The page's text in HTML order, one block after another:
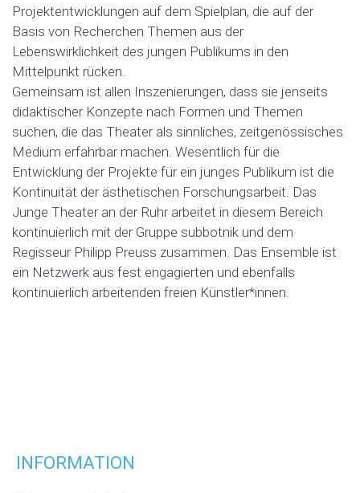
Projektentwicklungen auf dem Spielplan, die auf der
Basis von Recherchen Themen aus der
Lebenswirklichkeit des jungen Publikums in den
Mittelpunkt rücken.
Gemeinsam ist allen Inszenierungen, dass sie jenseits
didaktischer Konzepte nach Formen und Themen
suchen, die das Theater als sinnliches, zeitgenössisches
Medium erfahrbar machen. Wesentlich für die
Entwicklung der Projekte für ein junges Publikum ist die
Kontinuität der ästhetischen Forschungsarbeit. Das
Junge Theater an der Ruhr arbeitet in diesem Bereich
kontinuierlich mit der Gruppe subbotnik und dem
Regisseur Philipp Preuss zusammen. Das Ensemble ist
ein Netzwerk aus fest engagierten und ebenfalls
kontinuierlich arbeitenden freien Künstler*innen.
INFORMATION